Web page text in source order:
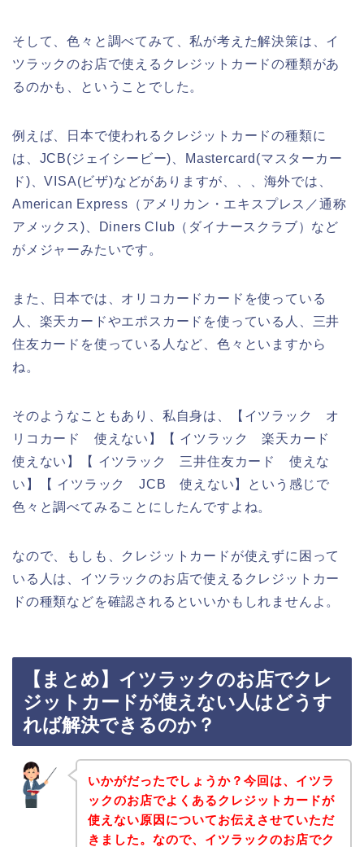
そして、色々と調べてみて、私が考えた解決策は、イ
ツラックのお店で使えるクレジットカードの種類があ
るのかも、ということでした。
例えば、日本で使われるクレジットカードの種類に
は、JCB(ジェイシービー)、Mastercard(マスターカー
ド)、VISA(ビザ)などがありますが、、、海外では、
American Express（アメリカン・エキスプレス／通称
アメックス)、Diners Club（ダイナースクラブ）など
がメジャーみたいです。
また、日本では、オリコカードカードを使っている
人、楽天カードやエポスカードを使っている人、三井
住友カードを使っている人など、色々といますから
ね。
そのようなこともあり、私自身は、【イツラック オ
リコカード 使えない】【 イツラック 楽天カード
使えない】【 イツラック 三井住友カード 使えな
い】【 イツラック JCB 使えない】という感じで
色々と調べてみることにしたんですよね。
なので、もしも、クレジットカードが使えずに困って
いる人は、イツラックのお店で使えるクレジットカー
ドの種類などを確認されるといいかもしれませんよ。
【まとめ】イツラックのお店でクレ
ジットカードが使えない人はどうす
れば解決できるのか？
いかがだったでしょうか？今回は、イツラ
ックのお店でよくあるクレジットカードが
使えない原因についてお伝えさせていただ
きました。なので、イツラックのお店でク